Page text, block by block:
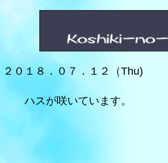
２０１８．０７．１２（Thu)
ハスが咲いています。